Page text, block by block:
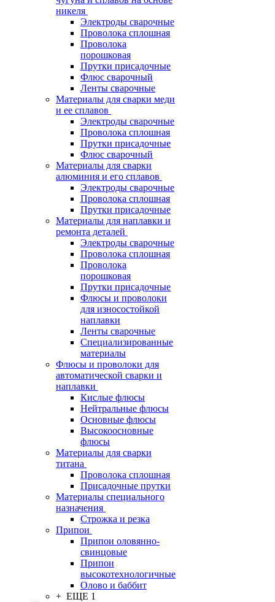
никеля
Электроды сварочные
Проволока сплошная
Проволока
порошковая
Прутки присадочные
Флюс сварочный
Ленты сварочные
Материалы для сварки меди
и ее сплавов
Электроды сварочные
Проволока сплошная
Прутки присадочные
Флюс сварочный
Материалы для сварки
алюминия и его сплавов
Электроды сварочные
Проволока сплошная
Прутки присадочные
Материалы для наплавки и
ремонта деталей
Электроды сварочные
Проволока сплошная
Проволока
порошковая
Прутки присадочные
Флюсы и проволоки
для износостойкой
наплавки
Ленты сварочные
Специализированные
материалы
Флюсы и проволоки для
автоматической сварки и
наплавки
Кислые флюсы
Нейтральные флюсы
Основные флюсы
Высокоосновные
флюсы
Материалы для сварки
титана
Проволока сплошная
Присадочные прутки
Материалы специального
назначения
Строжка и резка
Припои
Припои оловянно-
свинцовые
Припои
высокотехнологичные
Олово и баббит
+ ЕЩЕ 1